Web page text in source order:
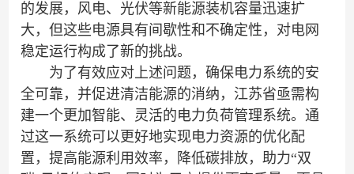
的发展，风电、光伏等新能源装机容量迅速扩
大，但这些电源具有间歇性和不确定性，对电网
稳定运行构成了新的挑战。
为了有效应对上述问题，确保电力系统的安
全可靠，并促进清洁能源的消纳，江苏省亟需构
建一个更加智能、灵活的电力负荷管理系统。通
过这一系统可以更好地实现电力资源的优化配
置，提高能源利用效率，降低碳排放，助力“双